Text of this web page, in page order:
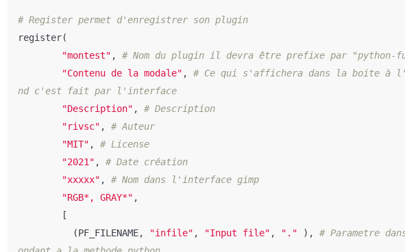
register(
"montest" ,
"Contenu de la modale" ,
# Ce qui s'affichera dans la boite à
"Description" ,
"rivsc" ,
"MIT" ,
"2021" ,
"xxxxx" ,
"RGB*, GRAY*" ,
[
(PF_FILENAME, "infile" , "Input file" , "." ),
# Parametre